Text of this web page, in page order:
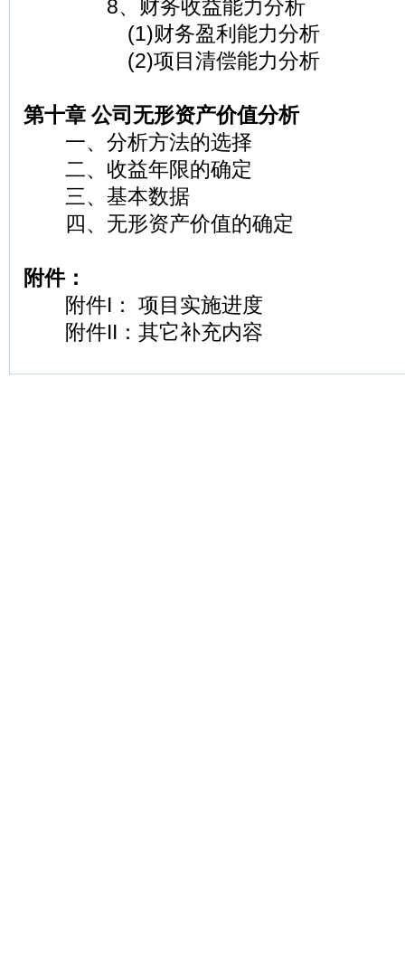
8、财务收益能力分析
(1)财务盈利能力分析
(2)项目清偿能力分析
第十章 公司无形资产价值分析
一、分析方法的选择
二、收益年限的确定
三、基本数据
四、无形资产价值的确定
附件：
附件I： 项目实施进度
附件II：其它补充内容